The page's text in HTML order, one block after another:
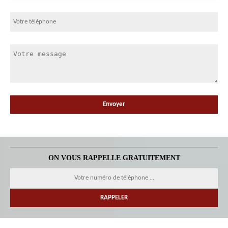
ON VOUS RAPPELLE GRATUITEMENT